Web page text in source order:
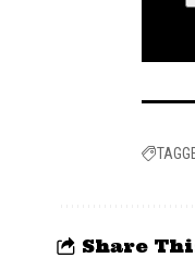
Share